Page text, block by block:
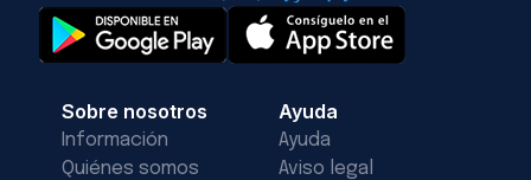
Sobre nosotros
Información
Quiénes somos
Ayuda
Ayuda
Aviso legal